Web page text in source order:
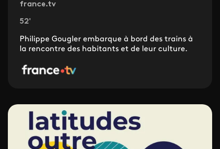
france.tv
52'
Philippe Gougler embarque à bord des trains à
la rencontre des habitants et de leur culture.